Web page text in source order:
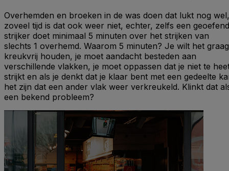
Overhemden en broeken in de was doen dat lukt nog wel,
zoveel tijd is dat ook weer niet, echter, zelfs een geoefend
strijker doet minimaal 5 minuten over het strijken van
slechts 1 overhemd. Waarom 5 minuten? Je wilt het graag
kreukvrij houden, je moet aandacht besteden aan
verschillende vlakken, je moet oppassen dat je niet te
strijkt en als je denkt dat je klaar bent met een gedeelte
het zijn dat een ander vlak weer verkreukeld. Klinkt dat
een bekend probleem?